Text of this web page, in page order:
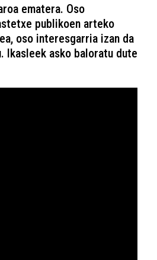
ematera. Oso
publikoen arteko
oso interesgarria izan da
Ikasleek asko baloratu dute